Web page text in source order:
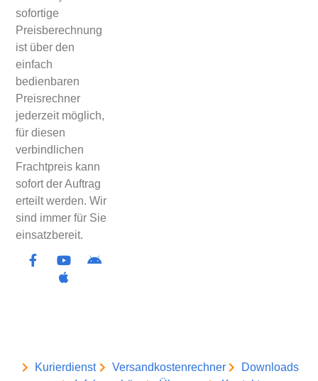
sofortige
Preisberechnung
ist über den
einfach
bedienbaren
Preisrechner
jederzeit möglich,
für diesen
verbindlichen
Frachtpreis kann
sofort der Auftrag
erteilt werden. Wir
sind immer für Sie
einsatzbereit.
Kurierdienst Versandkostenrechner
Downloads